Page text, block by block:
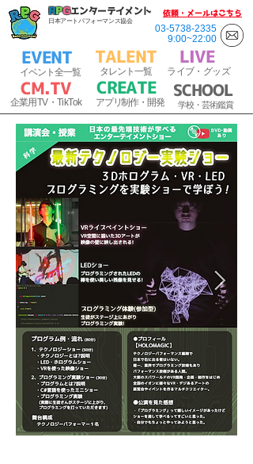
RPGエンターテイメント
日本アートパフォーマンス協会
​依頼・メールはこちら
03-5738-2335
9:00~22:00
EVENT
イベント全一覧
TALENT
タ レント一覧
​LIVE
ラ イブ・ グッズ
C M.TV
企業用TV・TikTok
SCHOOL
学校・芸術鑑賞
CREATE
アプリ制作・開発